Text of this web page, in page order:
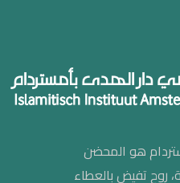
هو المحضن
روح تفيض بالعطاء